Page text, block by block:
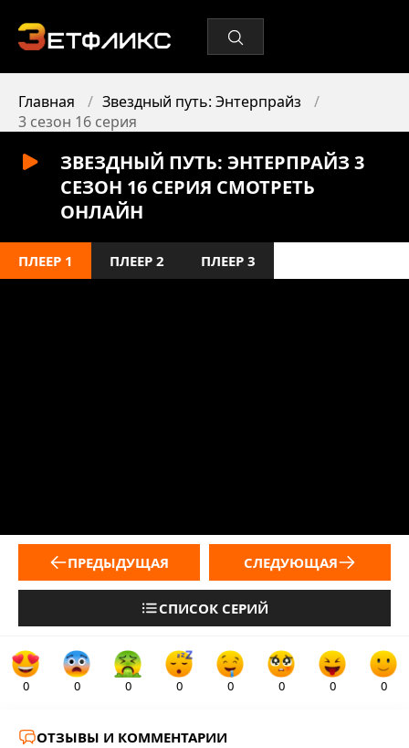
Главная
Звездный путь: Энтерпрайз
3 сезон 16 серия
ЗВЕЗДНЫЙ ПУТЬ: ЭНТЕРПРАЙЗ 3
СЕЗОН 16 СЕРИЯ СМОТРЕТЬ
ОНЛАЙН
ПЛЕЕР 1 ПЛЕЕР 2 ПЛЕЕР 3
ПРЕДЫДУЩАЯ
СПИСОК СЕРИЙ
СЛЕДУЮЩАЯ
0 0 0 0 0 0 0 0
ОТЗЫВЫ И КОММЕНТАРИИ